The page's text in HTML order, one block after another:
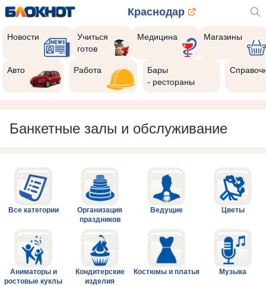
Краснодар
Новости
Учиться
готов
Медицина Магазины
Авто Работа
Бары
- рестораны
Банкетные залы и обслуживание
Все категории
Организация
праздников
Ведущие Цветы
Аниматоры и
ростовые куклы
Кондитерские
изделия
Костюмы и платья Музыка